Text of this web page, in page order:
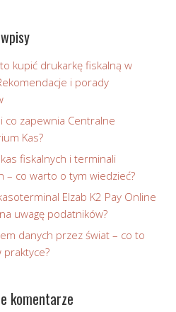
kupić drukarkę fiskalną w
i porady
co zapewnia Centralne
Kas?
fiskalnych i terminali
– co warto o tym wiedzieć?
Elzab K2 Pay Online
uwagę podatników?
danych przez świat – co to
praktyce?
komentarze